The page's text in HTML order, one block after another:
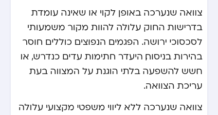
צוואה שנערכה באופן לקוי או שאינה עומדת
בדרישות החוק עלולה להוות מקור משמעותי
לסכסוכי ירושה. הפגמים הנפוצים כוללים חוסר
בהירות בניסוח, היעדר חתימות עדים כנדרש, או
חשש להשפעה בלתי הוגנת על המצווה בעת
עריכת הצוואה.
צוואה שנערכה ללא ליווי משפטי מקצועי עלולה